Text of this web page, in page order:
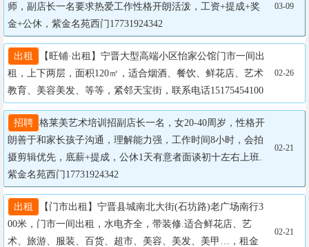
师，副店长一名要求热爱工作性格开朗活泼，工资+提成+奖
金+公休，紫金名苑西门17731924342
03-09
出租
【旺铺·出租】宁晋大型高端小区怡家公馆门市一间出
租，上下两层，面积120㎡，适合烟酒、餐饮、鲜花店、艺术
教育、美容美发、等等，紧邻天宝街，联系电话15175454100
02-26
招聘 格莱美艺术培训招副店长一名，女20-40周岁，性格开
朗善于和家长孩子沟通，理解能力强，工作时间8小时，会拍
摄剪辑优先，底薪+提成，公休1天有意者面谈初十左右上班.
紫金名苑西门17731924342
02-21
出租
【门市出租】宁晋县城南北大街(石坊路)老广场南行3
00米，门市一间出租，水电齐全，带装修.适合鲜花店、艺
术、旅游、服装、百货、超市、美容、美发、美甲…，租金
02-21